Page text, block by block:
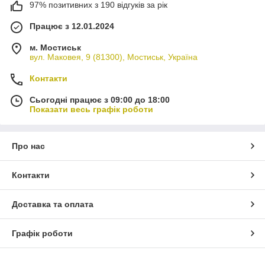
97% позитивних з 190 відгуків за рік
Працює з 12.01.2024
м. Мостиськ
вул. Маковея, 9 (81300), Мостиськ, Україна
Контакти
Сьогодні працює з 09:00 до 18:00
Показати весь графік роботи
Про нас
Контакти
Доставка та оплата
Графік роботи